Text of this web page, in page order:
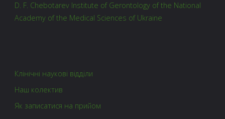
D. F. Chebotarev Institute of Gerontology of the National
Academy of the Medical Sciences of Ukraine
Клінічні наукові відділи
Наш колектив
Як записатися на прийом